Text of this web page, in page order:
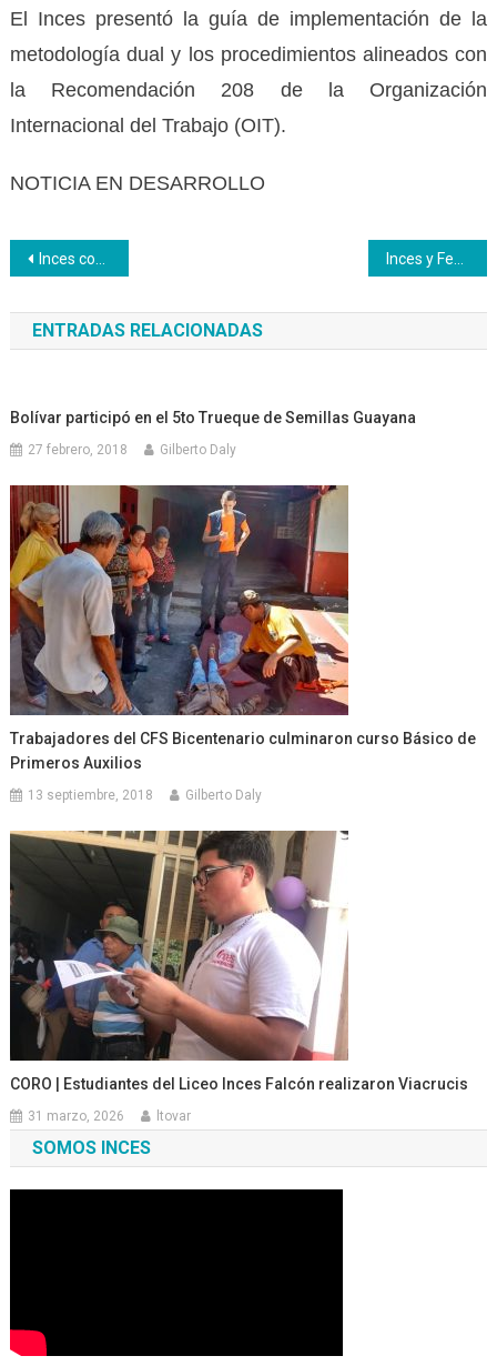
El Inces presentó la guía de implementación de la
metodología dual y los procedimientos alineados con
la Recomendación 208 de la Organización
Internacional del Trabajo (OIT).
NOTICIA EN DESARROLLO
Navegación
de
entradas
Inces conmemora 61 años del PNA en su acto cívico
ENTRADAS RELACIONADAS
Bolívar participó en el 5to Trueque de Semillas Guayana
27 febrero, 2018 Gilberto Daly
Trabajadores del CFS Bicentenario culminaron curso Básico de
Primeros Auxilios
13 septiembre, 2018 Gilberto Daly
CORO | Estudiantes del Liceo Inces Falcón realizaron Viacrucis
31 marzo, 2026 ltovar
SOMOS INCES